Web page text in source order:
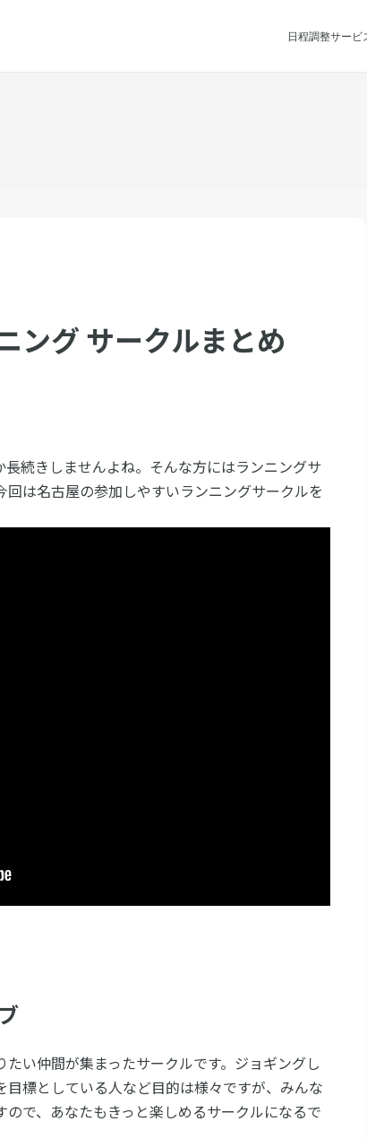
日程調整サービ
ング サークルまとめ
続きしませんよね。そんな方にはランニングサ
は名古屋の参加しやすいランニングサークルを
い仲間が集まったサークルです。ジョギングし
標としている人など目的は様々ですが、みんな
で、あなたもきっと楽しめるサークルになるで